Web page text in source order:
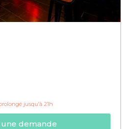
jusqu'à 21h
une demande